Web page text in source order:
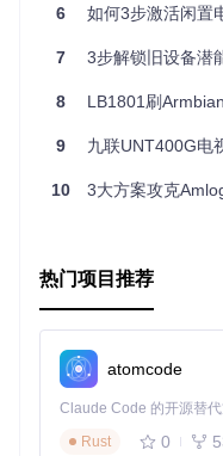
动态权限管理：适配
反向Shell功能：提供
改。
友情提示：使用
现在，就去探索
[安装指南](https://
6 如何3步激活闲置电视盒
7 3步解锁旧设备潜能
8 LB1801刷
9 九联UNT400G电
10 3大方案攻克
热门项目推荐
atomcode
Rust
0